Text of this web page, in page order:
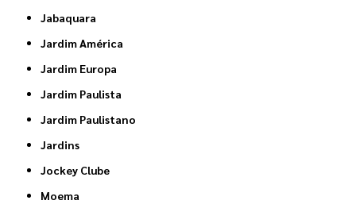
Jabaquara
Jardim América
Jardim Europa
Jardim Paulista
Jardim Paulistano
Jardins
Jockey Clube
Moema